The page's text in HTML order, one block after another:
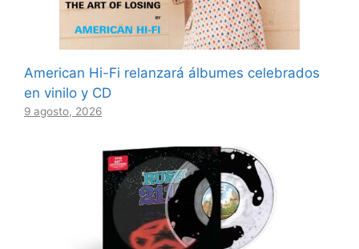
American Hi-Fi relanzará álbumes celebrados
en vinilo y CD
9 agosto, 2026